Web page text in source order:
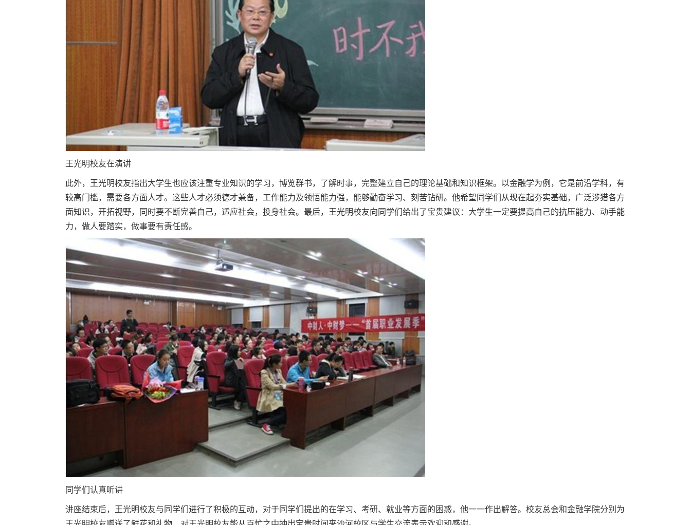
王光明校友在演讲
此外，王光明校友指出大学生也应该注重专业知识的学习，博览群书，了解时事，完整建立自己的理论基础和知识框架。以金融学为例，它是前沿学科，有
较高门槛，需要各方面人才。这些人才必须德才兼备，工作能力及领悟能力强，能够勤奋学习、刻苦钻研。他希望同学们从现在起夯实基础，广泛涉猎各方
面知识，开拓视野，同时要不断完善自己，适应社会，投身社会。最后，王光明校友向同学们给出了宝贵建议：大学生一定要提高自己的抗压能力、动手能
力，做人要踏实，做事要有责任感。
同学们认真听讲
讲座结束后，王光明校友与同学们进行了积极的互动，对于同学们提出的在学习、考研、就业等方面的困惑，他一一作出解答。校友总会和金融学院分别为